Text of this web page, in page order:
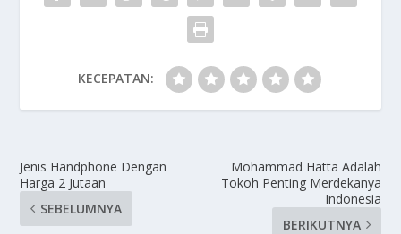
KECEPATAN:
Jenis Handphone Dengan
Harga 2 Jutaan
SEBELUMNYA
Mohammad Hatta Adalah
Tokoh Penting Merdekanya
Indonesia
BERIKUTNYA